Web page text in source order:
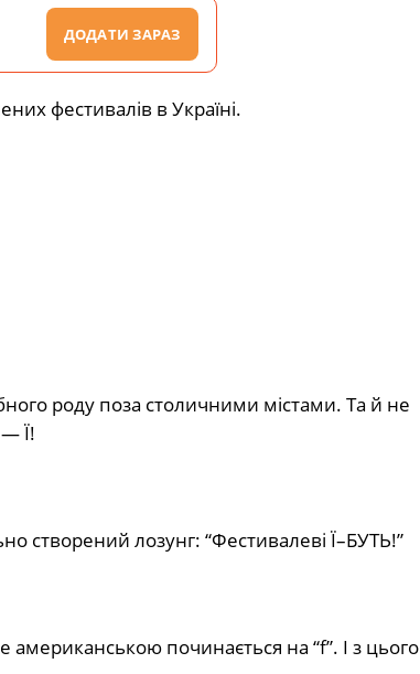
ДОДАТИ ЗАРАЗ
фестивалів в Україні.
роду поза столичними містами. Та й не
Ї!
створений лозунг: “Фестивалеві Ї–БУТЬ!”
американською починається на “f”. І з цього